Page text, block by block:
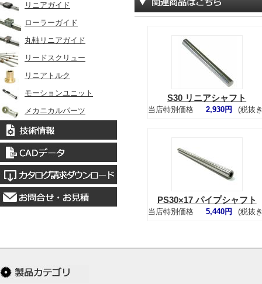
リニアガイド
ローラーガイド
丸軸リニアガイド
リードスクリュー
リニアトルク
モーションユニット
メカニカルパーツ
S30 リニアシャフト
当店特別価格 2,930円 (税抜
PS30×17 パイプシャフト
当店特別価格 5,440円 (税抜